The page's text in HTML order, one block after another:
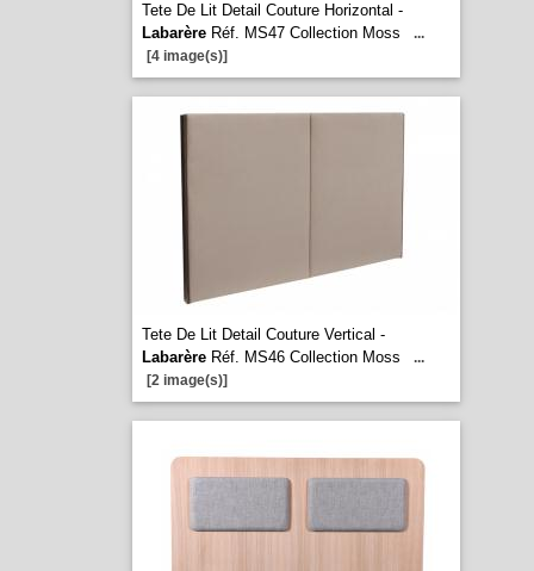
Tete De Lit Detail Couture Horizontal -
LabarèreRéf. MS47 Collection Moss
...
[4 image(s)]
Tete De Lit Detail Couture Vertical -
LabarèreRéf. MS46 Collection Moss
...
[2 image(s)]